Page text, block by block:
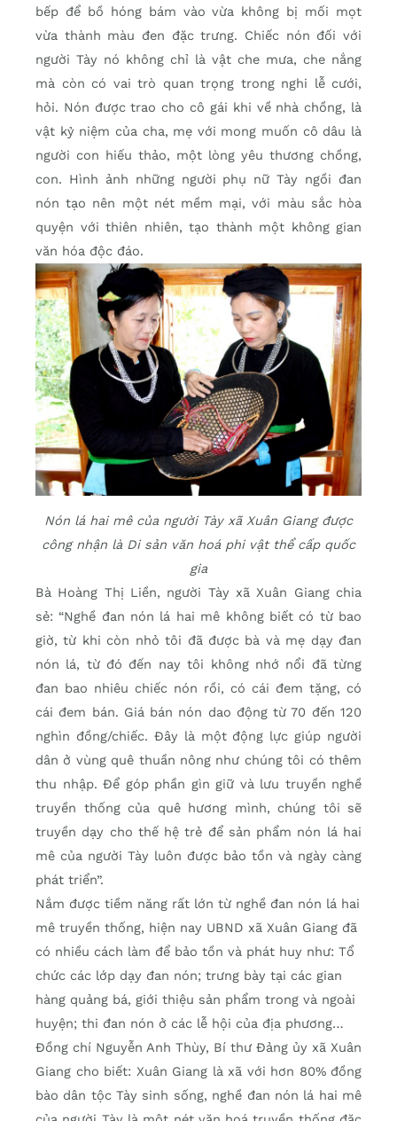
bếp để bồ hóng bám vào vừa không bị mối mọt
vừa thành màu đen đặc trưng. Chiếc nón đối với
người Tày nó không chỉ là vật che mưa, che nắng
mà còn có vai trò quan trọng trong nghi lễ cưới,
hỏi. Nón được trao cho cô gái khi về nhà chồng, là
vật kỷ niệm của cha, mẹ với mong muốn cô dâu là
người con hiếu thảo, một lòng yêu thương chồng,
con. Hình ảnh những người phụ nữ Tày ngồi đan
nón tạo nên một nét mềm mại, với màu sắc hòa
quyện với thiên nhiên, tạo thành một không gian
văn hóa độc đáo.
Nón lá hai mê của người Tày xã Xuân Giang được
công nhận là Di sản văn hoá phi vật thể cấp quốc
gia
Bà Hoàng Thị Liền, người Tày xã Xuân Giang chia
sẻ: “Nghề đan nón lá hai mê không biết có từ bao
giờ, từ khi còn nhỏ tôi đã được bà và mẹ dạy đan
nón lá, từ đó đến nay tôi không nhớ nổi đã từng
đan bao nhiêu chiếc nón rồi, có cái đem tặng, có
cái đem bán. Giá bán nón dao động từ 70 đến 120
nghìn đồng/chiếc. Đây là một động lực giúp người
dân ở vùng quê thuần nông như chúng tôi có thêm
thu nhập. Để góp phần gìn giữ và lưu truyền nghề
truyền thống của quê hương mình, chúng tôi sẽ
truyền dạy cho thế hệ trẻ để sản phẩm nón lá hai
mê của người Tày luôn được bảo tồn và ngày càng
phát triển”.
Nắm được tiềm năng rất lớn từ nghề đan nón lá hai
mê truyền thống, hiện nay UBND xã Xuân Giang đã
có nhiều cách làm để bảo tồn và phát huy như: Tổ
chức các lớp dạy đan nón; trưng bày tại các gian
hàng quảng bá, giới thiệu sản phẩm trong và ngoài
huyện; thi đan nón ở các lễ hội của địa phương…
Đồng chí Nguyễn Anh Thùy, Bí thư Đảng ủy xã Xuân
Giang cho biết: Xuân Giang là xã với hơn 80% đồng
bào dân tộc Tày sinh sống, nghề đan nón lá hai mê